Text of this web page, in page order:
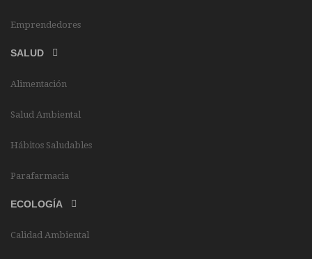
Emprendedores
SALUD
Alimentación
Salud Ambiental
Hábitos Saludables
Parafarmacia
ECOLOGÍA
Calidad Ambiental